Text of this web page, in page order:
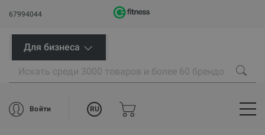
67994044
Для бизнеса
Войти RU